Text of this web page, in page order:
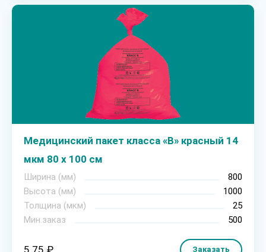
Медицинский пакет класса «В» красный 14
мкм 80 х 100 см
Ширина (мм)
800
Высота (мм)
1000
Толщина (мкм)
25
Мин.заказ
500
5.75 ₽ Заказать